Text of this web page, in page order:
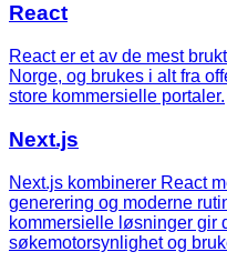
React
React er et av de mest
Norge, og brukes i alt fra
store kommersielle portaler.
Next.js
Next.js kombinerer React
generering og moderne
kommersielle løsninger gir
søkemotorsynlighet og